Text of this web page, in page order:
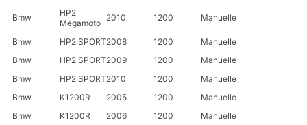
Bmw
HP2
Megamoto
2010 1200 Manuelle
Bmw HP2 SPORT2008 1200
Manuelle
Bmw
HP2 SPORT2009 1200
Manuelle
Bmw
HP2 SPORT2010 1200
Manuelle
Bmw
K1200R 2005 1200
Manuelle
Bmw
K1200R 2006 1200
Manuelle